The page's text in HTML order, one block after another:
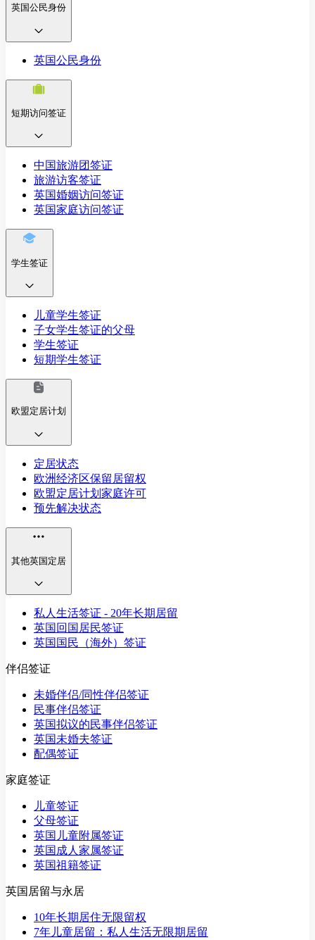
英国公民身份
英国公民身份
短期访问签证
中国旅游团签证
旅游访客签证
英国婚姻访问签证
英国家庭访问签证
学生签证
儿童学生签证
子女学生签证的父母
学生签证
短期学生签证
欧盟定居计划
定居状态
欧洲经济区保留居留权
欧盟定居计划家庭许可
预先解决状态
其他英国定居
私人生活签证 - 20年长期居留
英国回国居民签证
英国国民（海外）签证
伴侣签证
未婚伴侣/同性伴侣签证
民事伴侣签证
英国拟议的民事伴侣签证
英国未婚夫签证
配偶签证
家庭签证
儿童签证
父母签证
英国儿童附属签证
英国成人家属签证
英国祖籍签证
英国居留与永居
10年长期居住无限留权
7年儿童居留：私人生活无限期居留